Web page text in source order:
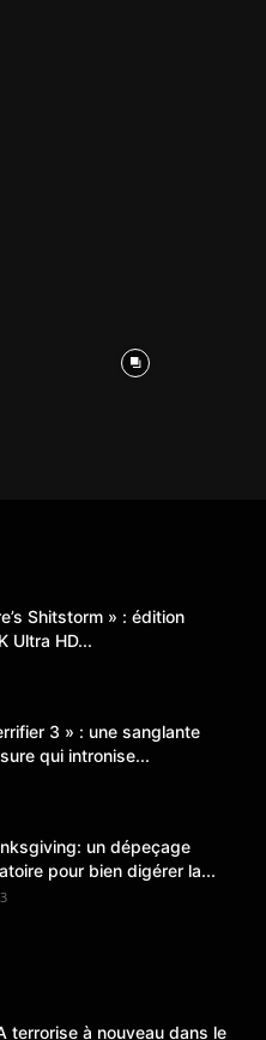
Shitstorm » : édition
Ultra HD...
3 » : une sanglante
qui intronise...
un dépeçage
pour bien digérer la...
terrorise à nouveau dans le